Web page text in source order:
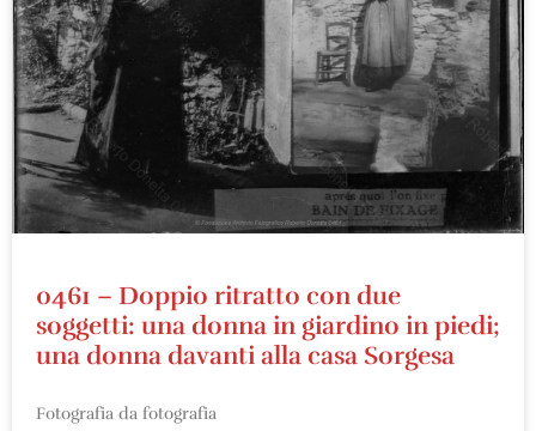
0461 – Doppio ritratto con due
soggetti: una donna in giardino in piedi;
una donna davanti alla casa Sorgesa
Fotografia da fotografia